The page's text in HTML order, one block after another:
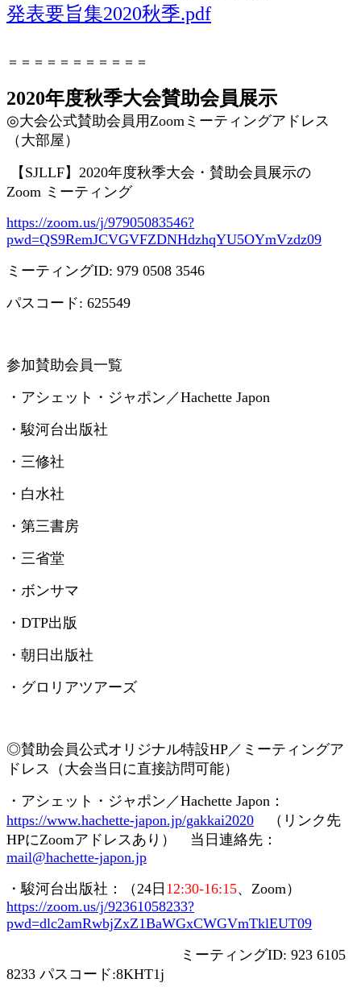
発表要旨集2020秋季.pdf
＝＝＝＝＝＝＝＝＝＝＝
2020年度秋季大会賛助会員展示
◎大会公式賛助会員用Zoom ミーティングアドレス
（大部屋）
【 SJLLF】 2020年度秋季大会・賛助会員展示の
Zoom ミーティング
https://zoom.us/j/97905083546?
pwd=QS9RemJCVGVFZDNHdzhqYU5OYmVzdz09
ミーティングID: 979 0508 3546
パスコード: 625549
参加賛助会員一覧
・アシェット・ジャポン／Hachette Japon
・駿河台出版社
・三修社
・白水社
・第三書房
・三省堂
・ボンサマ
・ DTP出版
・朝日出版社
・グロリアツアーズ
◎賛助会員公式オリジナル特設HP／ミーティングア
ドレス（大会当日に直接訪問可能）
・アシェット・ジャポン／Hachette Japon ：
https://www.hachette-japon.jp/gakkai2020 （リンク先
HPにZoomアドレスあり） 当日連絡先：
mail@hachette-japon.jp
・駿河台出版社：（24 日 12:30-16:15、 Zoom）
https://zoom.us/j/92361058233?
pwd=dlc2amRwbjZxZ1BaWGxCWGVmTklEUT09
ミーティングID: 923 6105
8233 パスコード:8KHT1j